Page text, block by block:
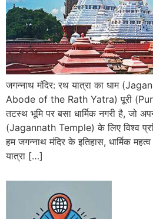
जगन्नाथ मंदिर: रथ यात्रा का धाम
Abode of the Rath Yatra) पूरी
तटस्थ भूमि पर बसा धार्मिक नगरी है, जो
(Jagannath Temple) के लिए विश्व
हम जगन्नाथ मंदिर के इतिहास, धार्मिक
यात्रा […]